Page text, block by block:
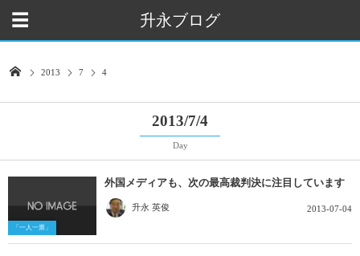
升永ブログ
2013 7 4
2013/7/4
Day
「一人一票」
外国メディアも、次の最高裁判決に注目しています
升永 英俊 2013-07-04